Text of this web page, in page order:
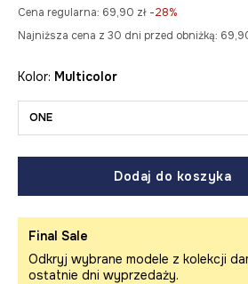
Cena regularna: 69,90 zł -28%
Najniższa cena z 30 dni przed obniżką:
Kolor: multicolor
ONE
Dodaj do koszyka
Final Sale
Odkryj wybrane modele z kolekcji
ostatnie dni wyprzedaży.